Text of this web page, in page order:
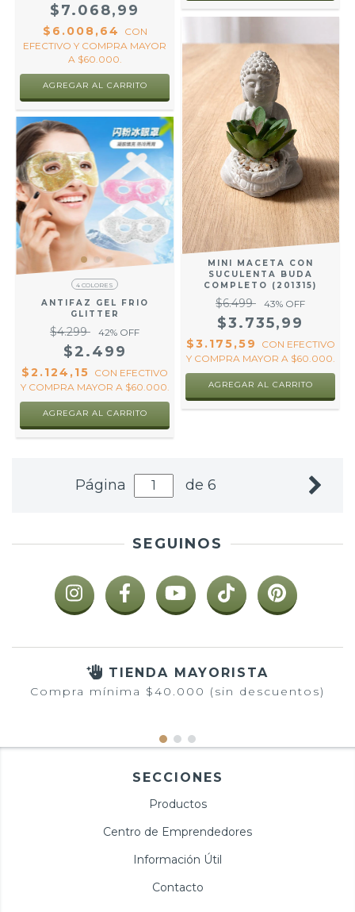
$7.068,99
$6.008,64
CON
EFECTIVO Y COMPRA MAYOR
A $60.000.
AGREGAR AL CARRITO
4 COLORES
ANTIFAZ GEL FRIO
GLITTER
$4.299 42% OFF
$2.499
$2.124,15 CON EFECTIVO
Y COMPRA MAYOR A $60.000.
AGREGAR AL CARRITO
MINI MACETA CON
SUCULENTA BUDA
COMPLETO (201315)
$6.499 43% OFF
$3.735,99
$3.175,59 CON EFECTIVO
Y COMPRA MAYOR A $60.000.
Página de 6
SEGUINOS
TIENDA MAYORISTA
Compra mínima $40.000 (sin descuentos)
SECCIONES
Productos
Centro de Emprendedores
Información Útil
Contacto